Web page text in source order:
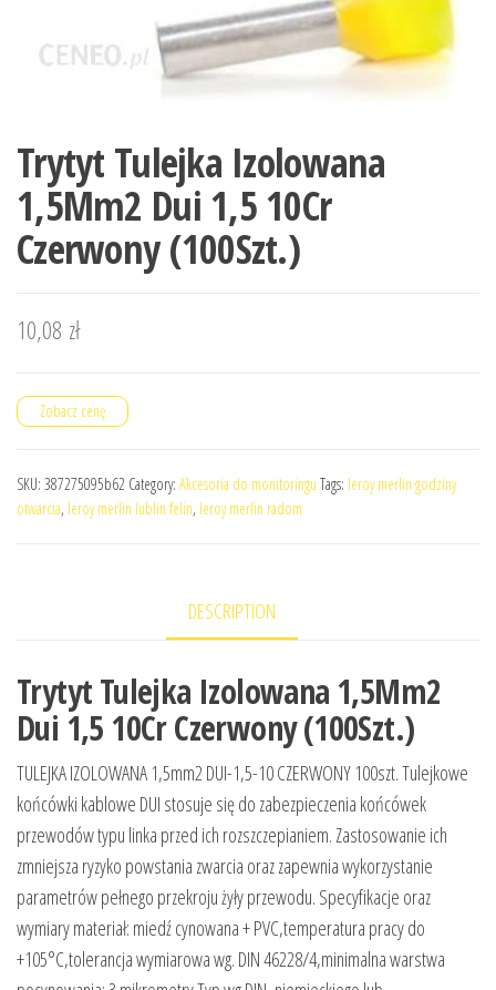
Trytyt Tulejka Izolowana
1,5Mm2 Dui 1,5 10Cr
Czerwony (100Szt.)
10,08 zł
Zobacz cenę
SKU: 387275095b62 Category: Akcesoria do monitoringu Tags: leroy merlin godziny
otwarcia, leroy merlin lublin felin, leroy merlin radom
DESCRIPTION
Trytyt Tulejka Izolowana 1,5Mm2
Dui 1,5 10Cr Czerwony (100Szt.)
TULEJKA IZOLOWANA 1,5mm2 DUI-1,5-10 CZERWONY 100szt. Tulejkowe
końcówki kablowe DUI stosuje się do zabezpieczenia końcówek
przewodów typu linka przed ich rozszczepianiem. Zastosowanie ich
zmniejsza ryzyko powstania zwarcia oraz zapewnia wykorzystanie
parametrów pełnego przekroju żyły przewodu. Specyfikacje oraz
wymiary materiał: miedź cynowana + PVC,temperatura pracy do
+105°C,tolerancja wymiarowa wg. DIN 46228/4,minimalna warstwa